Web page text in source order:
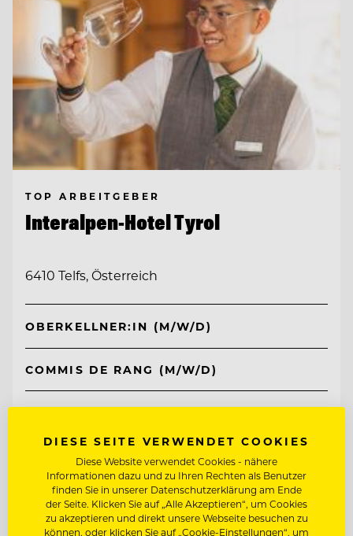
TOP ARBEITGEBER
Interalpen-Hotel Tyrol
6410 Telfs, Österreich
OBERKELLNER:IN (M/W/D)
COMMIS DE RANG (M/W/D)
DIESE SEITE VERWENDET COOKIES
Diese Website verwendet Cookies - nähere
Informationen dazu und zu Ihren Rechten als Benutzer
finden Sie in unserer Datenschutzerklärung am Ende
der Seite. Klicken Sie auf „Alle Akzeptieren“, um Cookies
zu akzeptieren und direkt unsere Webseite besuchen zu
können, oder klicken Sie auf „Cookie-Einstellungen“, um